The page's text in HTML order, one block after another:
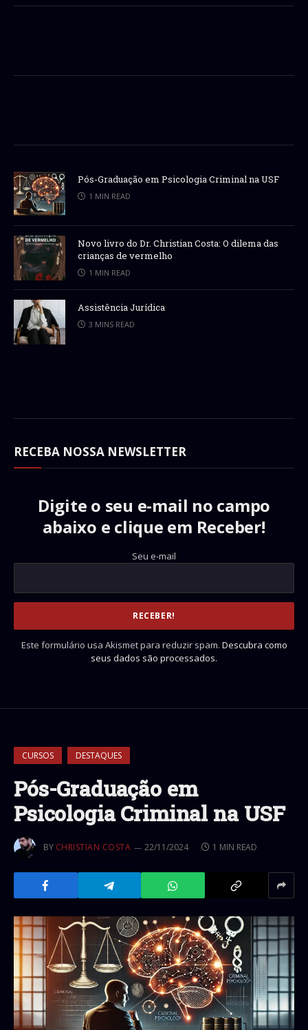
Pós-Graduação em Psicologia Criminal na USF
1 MIN READ
Novo livro do Dr. Christian Costa: O dilema das
crianças de vermelho
1 MIN READ
Assistência Jurídica
3 MINS READ
RECEBA NOSSA NEWSLETTER
Digite o seu e-mail no campo
abaixo e clique em Receber!
Seu e-mail
Este formulário usa Akismet para reduzir spam. Descubra como
seus dados são processados.
CURSOS DESTAQUES
Pós-Graduação em
Psicologia Criminal na USF
BY CHRISTIAN COSTA 22/11/2024 1 MIN READ